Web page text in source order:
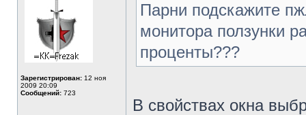
Зарегистрирован: 12 ноя
2009 20:09
Сообщений: 723
Парни подскажите
монитора ползунки
проценты???
В свойствах окна